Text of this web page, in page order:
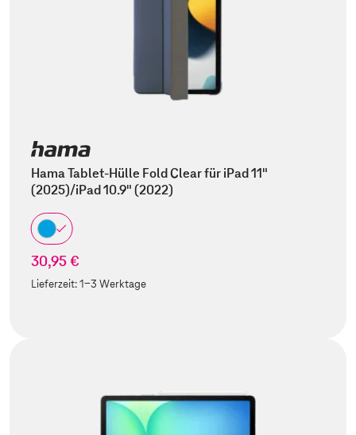
Hama Tablet-Hülle Fold Clear für iPad 11"
(2025)/iPad 10.9" (2022)
30,95 €
Lieferzeit:1-3 Werktage